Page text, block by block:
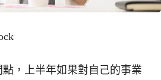
點，上半年如果對自己的事業